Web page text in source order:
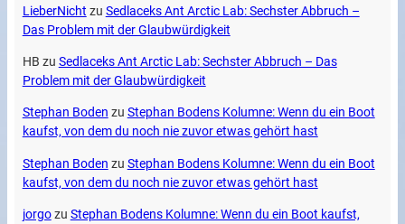
LieberNicht zu Sedlaceks Ant Arctic Lab: Sechster Abbruch –
Das Problem mit der Glaubwürdigkeit
HB zu Sedlaceks Ant Arctic Lab: Sechster Abbruch – Das
Problem mit der Glaubwürdigkeit
Stephan Boden zu Stephan Bodens Kolumne: Wenn du ein Boot
kaufst, von dem du noch nie zuvor etwas gehört hast
Stephan Boden zu Stephan Bodens Kolumne: Wenn du ein Boot
kaufst, von dem du noch nie zuvor etwas gehört hast
jorgozu Stephan Bodens Kolumne: Wenn du ein Boot kaufst,